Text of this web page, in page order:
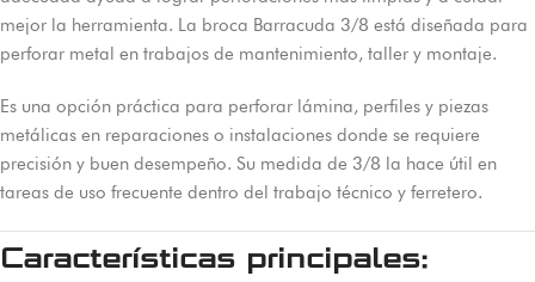
mejor la herramienta. La broca Barracuda 3/8 está diseñada para
perforar metal en trabajos de mantenimiento, taller y montaje.
Es una opción práctica para perforar lámina, perfiles y piezas
metálicas en reparaciones o instalaciones donde se requiere
precisión y buen desempeño. Su medida de 3/8 la hace útil en
tareas de uso frecuente dentro del trabajo técnico y ferretero.
Características principales: